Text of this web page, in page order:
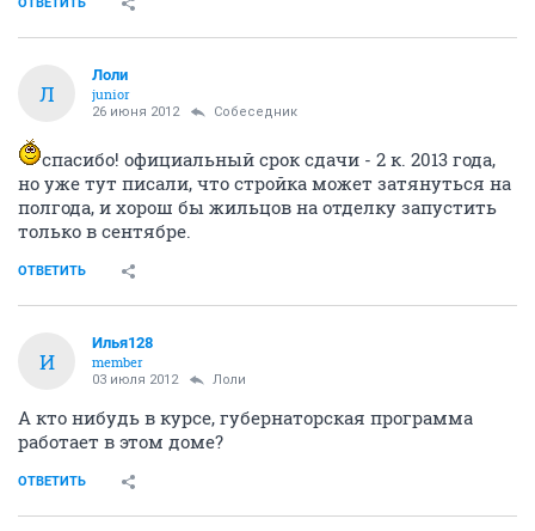
Л
Лоли
junior
26 июня 2012 Собеседник
спасибо! официальный срок сдачи - 2 к. 2013 года,
но уже тут писали, что стройка может затянуться на
полгода, и хорош бы жильцов на отделку запустить
только в сентябре.
ОТВЕТИТЬ
И
Илья128
member
03 июля 2012 Лоли
А кто нибудь в курсе, губернаторская программа
работает в этом доме?
ОТВЕТИТЬ